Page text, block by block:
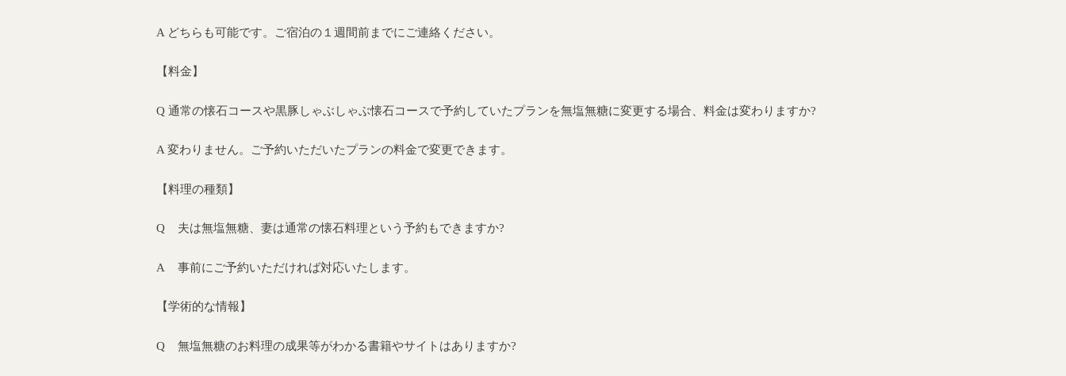
A どちらも可能です。ご宿泊の１週間前までにご連絡ください。
【料金】
Q 通常の懐石コースや黒豚しゃぶしゃぶ懐石コースで予約していたプランを無塩無糖に変更する場合、料金は変わりますか?
A 変わりません。ご予約いただいたプランの料金で変更できます。
【料理の種類】
Q 夫は無塩無糖、妻は通常の懐石料理という予約もできますか?
A 事前にご予約いただければ対応いたします。
【学術的な情報】
Q 無塩無糖のお料理の成果等がわかる書籍やサイトはありますか?